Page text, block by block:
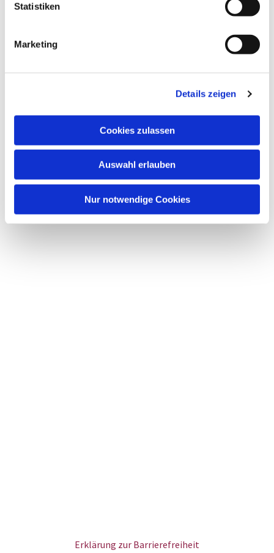
Statistiken
Marketing
Details zeigen
Cookies zulassen
Auswahl erlauben
Nur notwendige Cookies
Dies könnte Sie auch
interessieren
Erklärung zur Barrierefreiheit